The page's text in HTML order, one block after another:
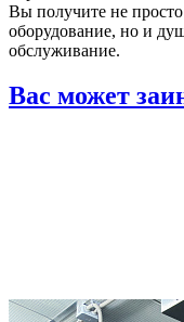
Вы получите не просто
оборудование, но и
обслуживание.
Вас может